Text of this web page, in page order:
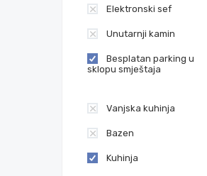
Elektronski sef
Unutarnji kamin
Besplatan parking u
sklopu smještaja
Vanjska kuhinja
Bazen
Kuhinja